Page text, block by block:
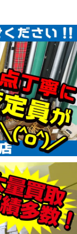
45,000円
2026/01/17
42,500円
2026/01/17
33,000円
2026/01/17
27,000円
2026/01/17
35,000円
2026/01/10